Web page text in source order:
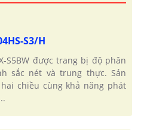
S3/H
S5BW được trang bị độ phân
sắc nét và trung thực. Sản
chiều cùng khả năng phát